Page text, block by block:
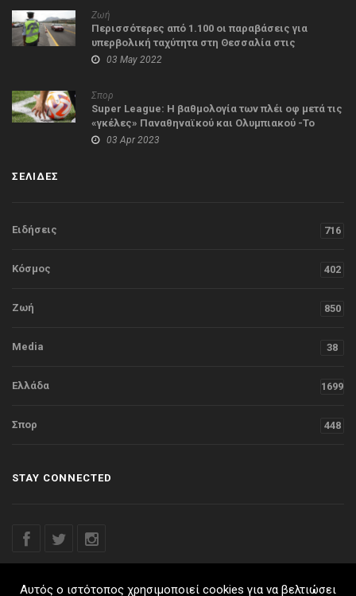
Αυτός ο ιστότοπος χρησιμοποιεί cookies για να βελτιώσει
Ζωή
Περισσότερες από 1.100 οι παραβάσεις για
υπερβολική ταχύτητα στη Θεσσαλία στις
διακοπές του Πάσχα
03 May 2022
Σπορ
Super League: Η βαθμολογία των πλέι οφ μετά τις
«γκέλες» Παναθηναϊκού και Ολυμπιακού -Το
πρόγραμμα έως το τέλος
03 Apr 2023
ΣΕΛΙΔΕΣ
Ειδήσεις 716
Κόσμος 402
Ζωή 850
Media 38
Ελλάδα 1699
Σπορ 448
STAY CONNECTED